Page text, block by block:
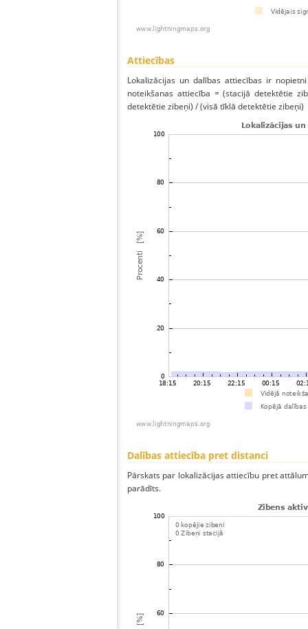
Attiecības
Lokalizācijas un dalības attiecības ir
noteikšanas attiecība = (stacijā detektētie
detektētie zibeņi) / (visā tīklā detektētie zibeņi)
Dalības attiecība pret distanci
Pārskats par lokalizācijas attiecību pret
parādīts.